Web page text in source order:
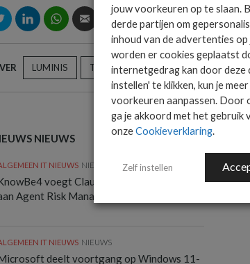
LUMINIS TIGERA
NIEUWS
IT NIEUWS NIEUWS
voegt Claude-ondersteuning toe
Agent Risk Manager
IT NIEUWS NIEUWS
deelt voortgang op Windows 11-
jouw voorkeuren op te slaan.
derde partijen om
inhoud van de advertenties
worden er cookies geplaatst
internetgedrag kan door
instellen' te klikken, kun je
voorkeuren aanpassen. Door
ga je akkoord met het gebruik
onzeCookieverklaring.
Zelf instellen